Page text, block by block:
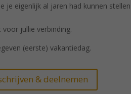
je eigenlijk al jaren had kunnen stellen
jullie verbinding.
(eerste) vakantiedag.
& deelnemen